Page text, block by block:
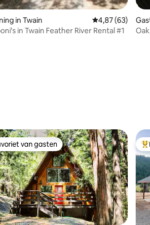
in Twain Gemiddelde
4,87 (63)
in Twain Feather River Rental #1
van gasten
van gasten